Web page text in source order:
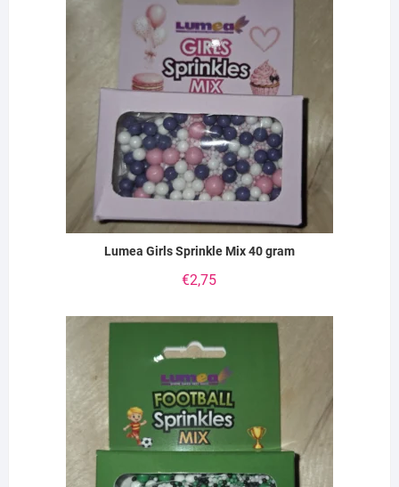
Lumea Girls Sprinkle Mix 40 gram
€2,75